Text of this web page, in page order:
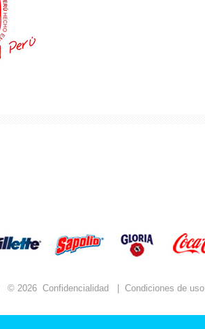
© 2026 Confidencialidad Condiciones de uso